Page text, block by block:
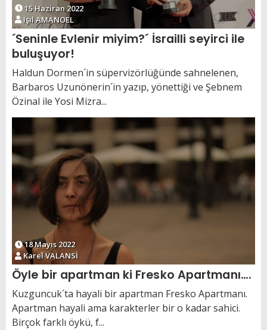
15 Haziran 2022
Işıl AMANOEL
´Seninle Evlenir miyim?´ İsrailli seyirci ile
buluşuyor!
Haldun Dormen´in süpervizörlüğünde sahnelenen,
Barbaros Uzunönerin´in yazıp, yönettiği ve Şebnem
Özinal ile Yosi Mizra...
18 Mayıs 2022
Karel VALANSİ
Öyle bir apartman ki Fresko Apartmanı….
Kuzguncuk´ta hayali bir apartman Fresko Apartmanı.
Apartman hayali ama karakterler bir o kadar sahici.
Birçok farklı öykü, f...